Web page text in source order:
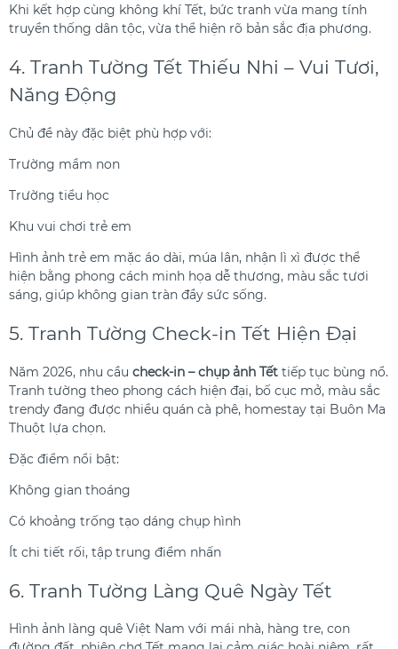
Khi kết hợp cùng không khí Tết, bức tranh vừa mang tính
truyền thống dân tộc, vừa thể hiện rõ bản sắc địa phương.
4. Tranh Tường Tết Thiếu Nhi – Vui Tươi,
Năng Động
Chủ đề này đặc biệt phù hợp với:
Trường mầm non
Trường tiểu học
Khu vui chơi trẻ em
Hình ảnh trẻ em mặc áo dài, múa lân, nhận lì xì được thể
hiện bằng phong cách minh họa dễ thương, màu sắc tươi
sáng, giúp không gian tràn đầy sức sống.
5. Tranh Tường Check-in Tết Hiện Đại
Năm 2026, nhu cầu check-in – chụp ảnh Tết tiếp tục bùng nổ.
Tranh tường theo phong cách hiện đại, bố cục mở, màu sắc
trendy đang được nhiều quán cà phê, homestay tại Buôn Ma
Thuột lựa chọn.
Đặc điểm nổi bật:
Không gian thoáng
Có khoảng trống tạo dáng chụp hình
Ít chi tiết rối, tập trung điểm nhấn
6. Tranh Tường Làng Quê Ngày Tết
Hình ảnh làng quê Việt Nam với mái nhà, hàng tre, con